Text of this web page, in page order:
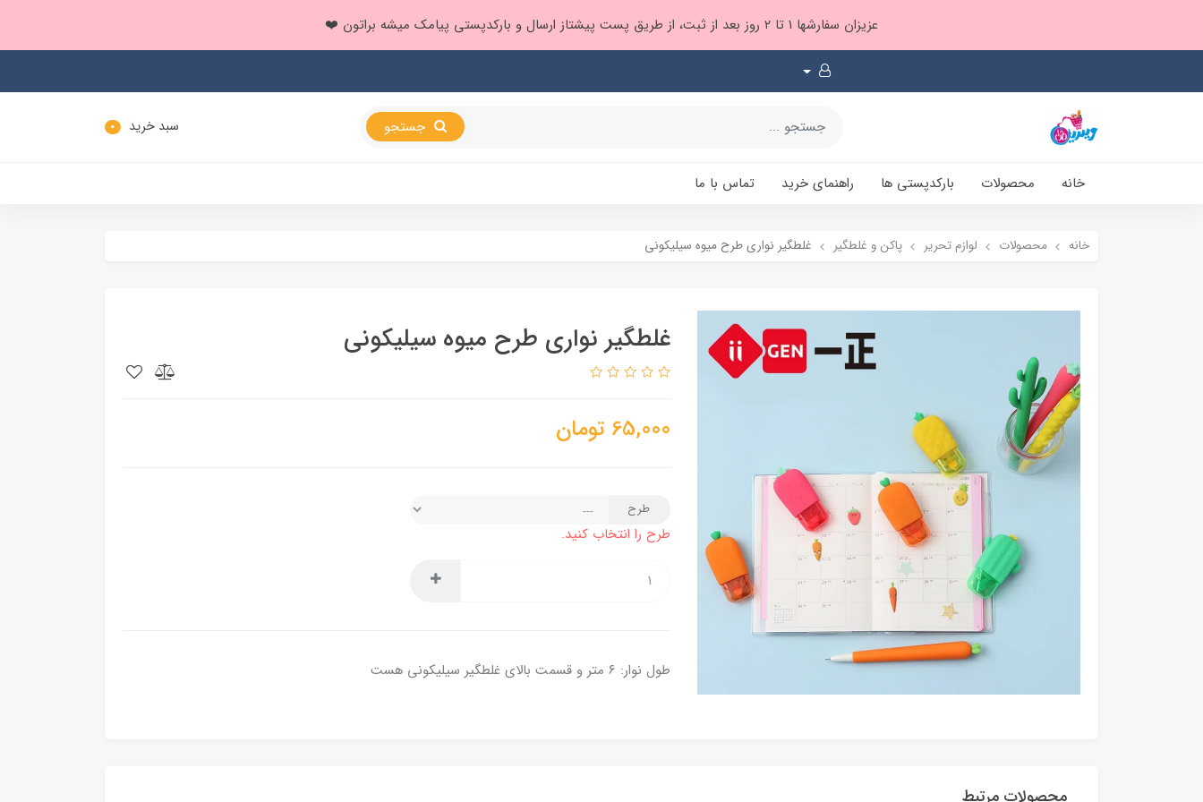
عزیزان سفارشها ۱ تا ۲ روز بعد از ثبت، از طریق پست پیشتاز ارسال و بارکدپستی پیامک میشه براتون ❤️
سبد خرید 0
خانه محصولات بارکدپستی ها راهنمای خرید تماس با ما
خانه محصولات لوازم تحریر پاکن و غلطگیر غلطگیر نواری طرح میوه سیلیکونی
غلطگیر نواری طرح میوه سیلیکونی
65,000 تومان
طرح
طرح را انتخاب کنید.
طول نوار: ۶ متر و قسمت بالای غلطگیر سیلیکونی هست
محصولات مرتبط